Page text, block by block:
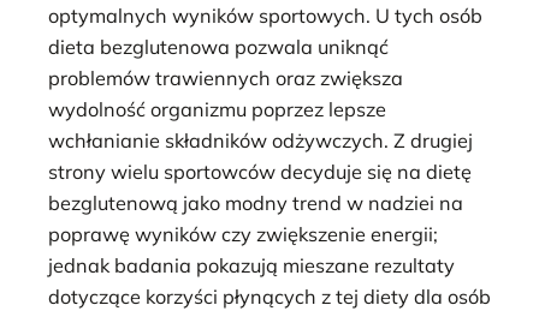
optymalnych wyników sportowych. U tych osób
dieta bezglutenowa pozwala uniknąć
problemów trawiennych oraz zwiększa
wydolność organizmu poprzez lepsze
wchłanianie składników odżywczych. Z drugiej
strony wielu sportowców decyduje się na dietę
bezglutenową jako modny trend w nadziei na
poprawę wyników czy zwiększenie energii;
jednak badania pokazują mieszane rezultaty
dotyczące korzyści płynących z tej diety dla osób